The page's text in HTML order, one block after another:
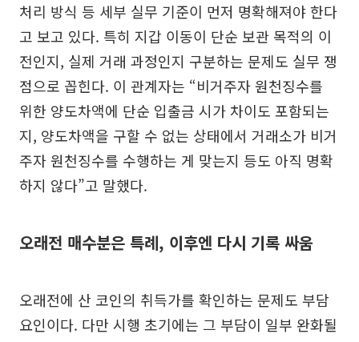
처리 방식 등 세부 실무 기준이 먼저 명확해져야 한다
고 보고 있다. 특히 지갑 이동이 단순 보관 목적의 이
전인지, 실제 거래 과정인지 구분하는 문제도 실무 쟁
점으로 꼽힌다. 이 관계자는 “비거주자 원천징수를
위한 양도차액에 단순 입출금 시가 차이도 포함되는
지, 양도차액을 구할 수 없는 상태에서 거래소가 비거
주자 원천징수를 수행하는 게 맞는지 등도 아직 명확
하지 않다”고 말했다.
오래전 매수분은 특례, 이후엔 다시 기록 싸움
오래전에 산 코인의 취득가를 확인하는 문제도 부담
요인이다. 다만 시행 초기에는 그 부담이 일부 완화될